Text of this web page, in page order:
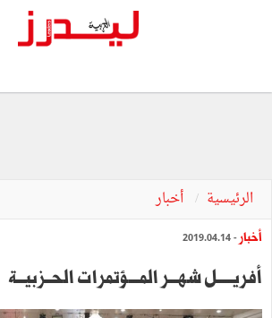
الرئيسية أخبار
أخبار - 2019.04.14
أفريـــــل شهـــر المــــؤتمرات الحــزبيـــة